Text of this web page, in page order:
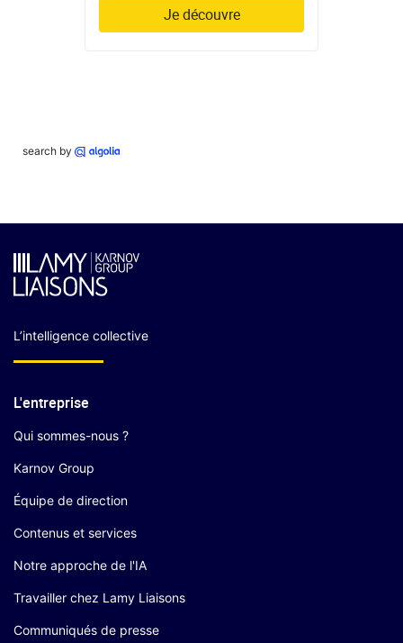
Je découvre
search by
L’intelligence collective
L'entreprise
Qui sommes-nous ?
Karnov Group
Équipe de direction
Contenus et services
Notre approche de l'IA
Travailler chez Lamy Liaisons
Communiqués de presse